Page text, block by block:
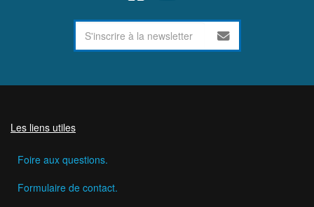
Les liens utiles
Foire aux questions.
Formulaire de contact.